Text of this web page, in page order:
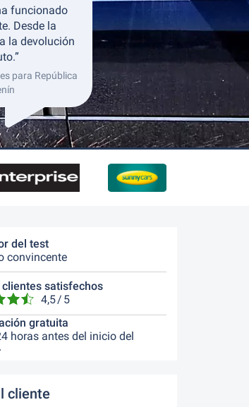
funcionado
Desde la
la devolución
para República
del test
convincente
clientes satisfechos
4,5 / 5
gratuita
horas antes del inicio del
cliente